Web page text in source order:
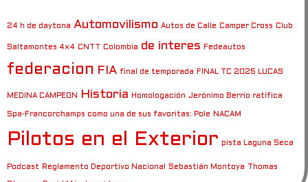
24 h de daytona Automovilismo Autos de Calle Camper Cross Club
Saltamontes 4×4 CNTT Colombia de interes Fedeautos
federacion FIA final de temporada FINAL TC 2025 LUCAS
MEDINA CAMPEON Historia Homologación Jerónimo Berrío ratifica
Spa-Francorchamps como una de sus favoritas: Pole NACAM
Pilotos en el Exterior pista Laguna Seca
Podcast Reglamento Deportivo Nacional Sebastián Montoya Thomas